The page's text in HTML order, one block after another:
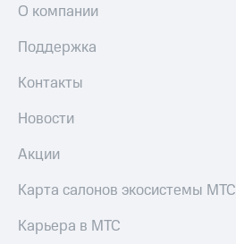
О компании
Поддержка
Контакты
Новости
Акции
Карта салонов экосистемы МТС
Карьера в МТС